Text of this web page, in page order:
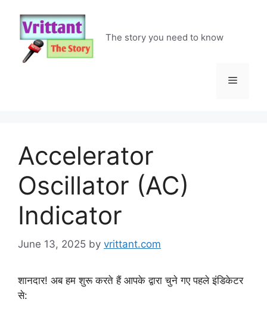
content
The story you need to know
Menu
Accelerator
Oscillator (AC)
Indicator
June 13, 2025 by vrittant.com
शानदार! अब हम शुरू करते हैं आपके द्वारा चुने गए पहले इंडिकेटर
से: